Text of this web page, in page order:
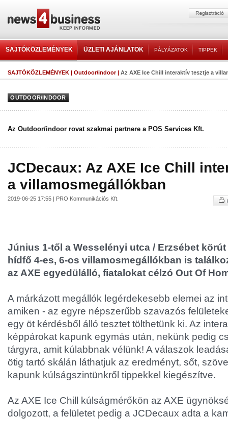
SAJTÓKÖZLEMÉNYEK ÜZLETI AJÁNLATOK PÁLYÁZATOK TIPPEK
SAJTÓKÖZLEMÉNYEK | Outdoor/indoor| Az AXE Ice Chill interaktív tesztje a
OUTDOOR/INDOOR
Az Outdoor/indoor rovat szakmai partnere a POS Services Kft.
JCDecaux: Az AXE Ice Chill
a villamosmegállókban
2019-06-25 17:55 | PRO Kommunikációs Kft.
Június 1-től a Wesselényi utca / Erzsébet
hídfő 4-es, 6-os villamosmegállókban is
az AXE egyedülálló, fiatalokat célzó Out Of
A márkázott megállók legérdekesebb elemei az
amiken - az egyre népszerűbb szavazós
egy öt kérdésből álló tesztet tölthetünk ki. Az
képpárokat kapunk egymás után, nekünk pedig
tárgyra, amit kúlabbnak vélünk! A válaszok
ötig tartó skálán láthatjuk az eredményt, sőt,
kapunk kúlságszintünkről tippekkel kiegészítve.
Az AXE Ice Chill kúlságmérőkön az AXE
dolgozott, a felületet pedig a JCDecaux adta a